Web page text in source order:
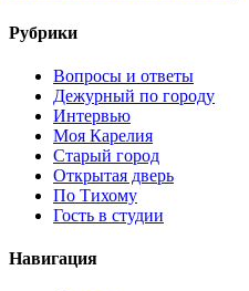
Рубрики
Вопросы и ответы
Дежурный по городу
Интервью
Моя Карелия
Старый город
Открытая дверь
По Тихому
Гость в студии
Навигация